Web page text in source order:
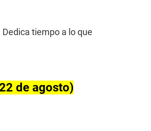
tiempo a lo que
de agosto)